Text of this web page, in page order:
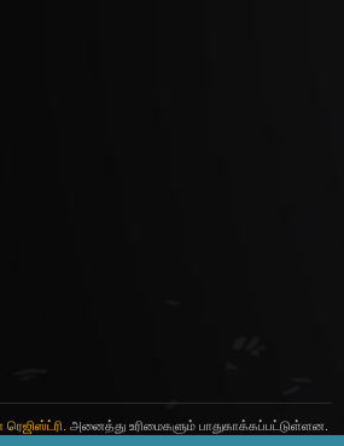
அனைத்து உரிமைகளும் பாதுகாக்கப்பட்டுள்ளன.